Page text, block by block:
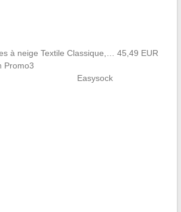
à neige Textile Classique,… 45,49 EUR
Promo3
Easysock